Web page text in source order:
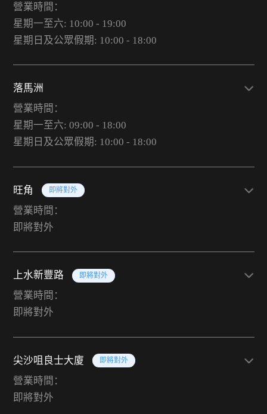
營業時間：
星期一至六: 10:00 - 19:00
星期日及公眾假期: 10:00 - 18:00
落馬洲
營業時間：
星期一至六: 09:00 - 18:00
星期日及公眾假期: 10:00 - 18:00
旺角 即將對外
營業時間：
即將對外
上水新豐路 即將對外
營業時間：
即將對外
尖沙咀良士大廈 即將對外
營業時間：
即將對外